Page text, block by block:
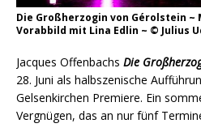
Die Großherzogin von Gérolstein ~
Vorabbild mit Lina Edlin ~ © Julius
Jacques Offenbachs Die
28. Juni als halbszenische
Gelsenkirchen Premiere. Ein
Vergnügen, das an nur fünf